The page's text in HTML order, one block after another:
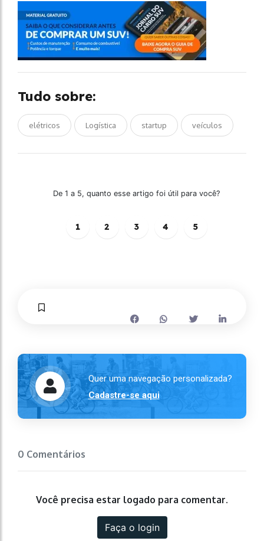
Tudo sobre:
elétricos Logística startup veículos
De 1 a 5, quanto esse artigo foi útil para você?
1 2 3 4 5
Quer uma navegação personalizada?
Cadastre-se aqui
0 Comentários
Você precisa estar logado para comentar.
Faça o login